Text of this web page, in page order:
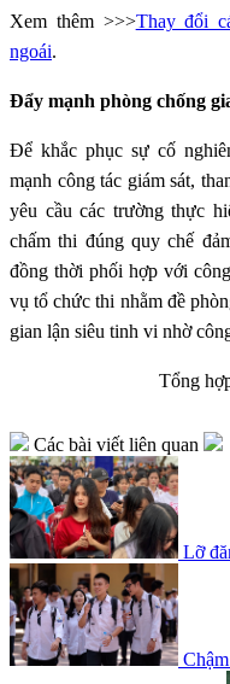
Xem thêm >>>Thay đổi
ngoái.
Đẩy mạnh phòng chống
Để khắc phục sự cố
mạnh công tác giám sát,
yêu cầu các trường thực
chấm thi đúng quy chế
đồng thời phối hợp với
vụ tổ chức thi nhằm đề
gian lận siêu tinh vi nhờ
Tổng
Các bài viết liên quan
Lỡ